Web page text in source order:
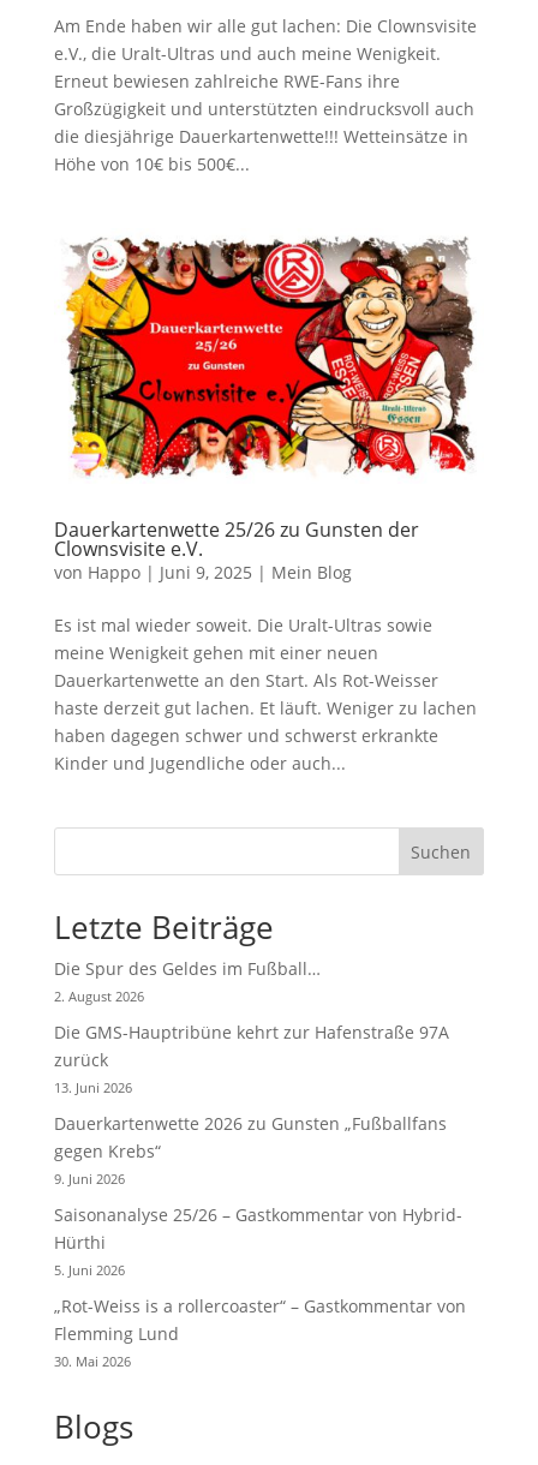
Am Ende haben wir alle gut lachen: Die Clownsvisite
e.V., die Uralt-Ultras und auch meine Wenigkeit.
Erneut bewiesen zahlreiche RWE-Fans ihre
Großzügigkeit und unterstützten eindrucksvoll auch
die diesjährige Dauerkartenwette!!! Wetteinsätze in
Höhe von 10€ bis 500€...
Dauerkartenwette 25/26 zu Gunsten der
Clownsvisite e.V.
von Happo| Juni 9, 2025 | Mein Blog
Es ist mal wieder soweit. Die Uralt-Ultras sowie
meine Wenigkeit gehen mit einer neuen
Dauerkartenwette an den Start. Als Rot-Weisser
haste derzeit gut lachen. Et läuft. Weniger zu lachen
haben dagegen schwer und schwerst erkrankte
Kinder und Jugendliche oder auch...
Suchen
Letzte Beiträge
Die Spur des Geldes im Fußball…
2. August 2026
Die GMS-Hauptribüne kehrt zur Hafenstraße 97A
zurück
13. Juni 2026
Dauerkartenwette 2026 zu Gunsten „Fußballfans
gegen Krebs“
9. Juni 2026
Saisonanalyse 25/26 – Gastkommentar von Hybrid-
Hürthi
5. Juni 2026
„Rot-Weiss is a rollercoaster“ – Gastkommentar von
Flemming Lund
30. Mai 2026
Blogs